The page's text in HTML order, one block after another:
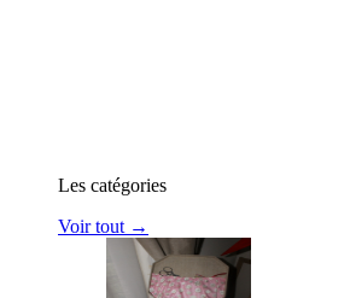
Les catégories
Voir tout →